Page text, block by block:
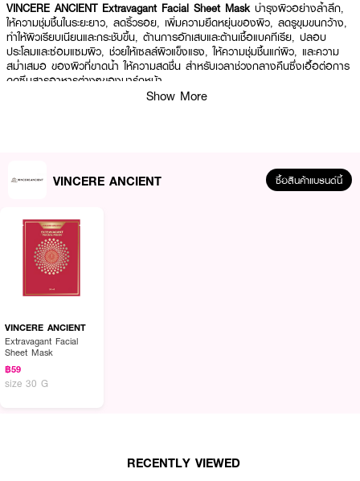
VINCERE ANCIENT Extravagant Facial Sheet Mask บำรุงผิวอย่างล้ำลึก,
ให้ความชุ่มชื้นในระยะยาว, ลดริ้วรอย, เพิ่มความยืดหยุ่นของผิว, ลดรูขุมขนกว้าง,
ทำให้ผิวเรียบเนียนและกระชับขึ้น, ต้านการอักเสบและต้านเชื้อแบคทีเรีย, ปลอบ
ประโลมและซ่อมแซมผิว, ช่วยให้เซลล์ผิวแข็งแรง, ให้ความชุ่มชื้นแก่ผิว, และความ
สม่ำเสมอ ของผิวที่ขาดน้ำ ให้ความสดชื่น สำหรับเวลาช่วงกลางคืนซึ่งเอื้อต่อการ
ดูดซึมสารอาหารต่างๆของมาร์กหน้า
· ลดรูขุมขนกว้าง
· ปลอบประโลมและซ่อมแซมผิว
How To Use :
สนิทบนใบหน้า ทิ้งไว้30-50นาทีแล้วล้างออก
Show More
VINCERE ANCIENT ซื้อสินค้าแบรนด์นี้
VINCERE ANCIENT
Extravagant Facial
Sheet Mask
฿59
size 30 G
RECENTLY VIEWED